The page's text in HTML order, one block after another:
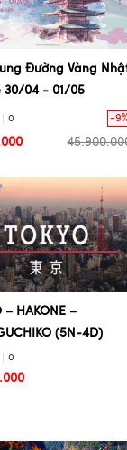
Đường Vàng
30/04 - 01/05
0 -
– HAKONE –
(5N-4D)
0